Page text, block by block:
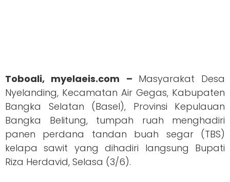
Toboali, myelaeis.com – Masyarakat Desa
Nyelanding, Kecamatan Air Gegas, Kabupaten
Bangka Selatan (Basel), Provinsi Kepulauan
Bangka Belitung, tumpah ruah menghadiri
panen perdana tandan buah segar (TBS)
kelapa sawit yang dihadiri langsung Bupati
Riza Herdavid, Selasa (3/6).